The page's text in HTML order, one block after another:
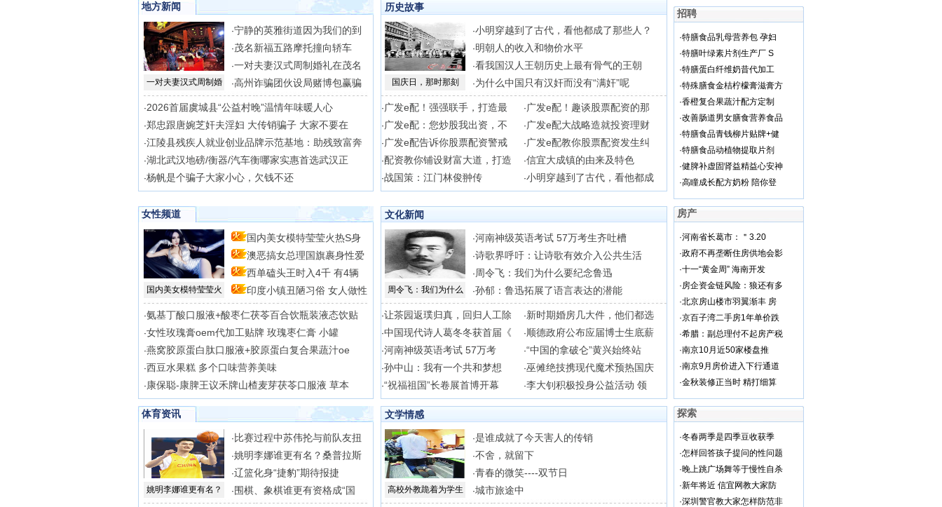
地方新闻
一对夫妻汉式周制婚
·宁静的英雅街道因为我们的到
·茂名新福五路摩托撞向轿车
·一对夫妻汉式周制婚礼在茂名
·高州诈骗团伙设局赌博包赢骗
·2026首届虞城县“公益村晚”温情年味暖人心
·郑忠跟唐婉芝奸夫淫妇 大传销骗子 大家不要在
·江陵县残疾人就业创业品牌示范基地：助残致富奔
·湖北武汉地磅/衡器/汽车衡哪家实惠首选武汉正
·杨帆是个骗子大家小心，欠钱不还
历史故事
国庆日，那时那刻
·小明穿越到了古代，看他都成了那些人？
·明朝人的收入和物价水平
·看我国汉人王朝历史上最有骨气的王朝
·为什么中国只有汉奸而没有“满奸”呢
· 广发e配！强强联手，打造最 · 广发e配！趣谈股票配资的那
· 广发e配：您炒股我出资，不 · 广发e配大战略造就投资理财
· 广发e配告诉你股票配资警戒 · 广发e配教你股票配资发生纠
·配资教你铺设财富大道，打造 ·信宜大成镇的由来及特色
·战国策：江门林俊翀传 ·小明穿越到了古代，看他都成
招聘
·特膳食品乳母营养包 孕妇
·特膳叶绿素片剂生产厂 S
·特膳蛋白纤维奶昔代加工
·特殊膳食金桔柠檬膏滋膏方
·香橙复合果蔬汁配方定制
·改善肠道男女膳食营养食品
·特膳食品青钱柳片贴牌+健
·特膳食品动植物提取片剂
·健脾补虚固肾益精益心安神
·高瞳成长配方奶粉 陪你登
女性频道
国内美女模特莹莹火
国内美女模特莹莹火热S身
型 澳恶搞女总理国旗裹身性爱
场 西单磕头王时入4千 有4辆
印度小镇丑陋习俗 女人做性
·氨基丁酸口服液+酸枣仁茯苓百合饮瓶装液态饮贴
·女性玫瑰膏oem代加工贴牌 玫瑰枣仁膏 小罐
·燕窝胶原蛋白肽口服液+胶原蛋白复合果蔬汁oe
·西豆水果糕 多个口味营养美味
· 康保聪-康脾王议禾牌山楂麦芽茯苓口服液 草本
文化新闻
周令飞：我们为什么
·河南神级英语考试 57万考生齐吐槽
·诗歌界呼吁：让诗歌有效介入公共生活
· 周令飞：我们为什么要纪念鲁迅
·孙郁：鲁迅拓展了语言表达的潜能
·让茶园返璞归真，回归人工除 ·新时期婚房几大件，他们都选
·中国现代诗人葛冬冬获首届《 ·顺德政府公布应届博士生底薪
·河南神级英语考试 57万考 ·“中国的拿破仑”黄兴始终站
·孙中山：我有一个共和梦想 ·巫傩绝技携现代魔术预热国庆
·“祝福祖国”长卷展首博开幕 ·李大钊积极投身公益活动 领
房产
·河南省长葛市：＂3.20
·政府不再垄断住房供地会影
·十一“黄金周” 海南开发
·房企资金链风险：狼还有多
·北京房山楼市羽翼渐丰 房
·京百子湾二手房1年单价跌
·希腊：副总理付不起房产税
·南京10月近50家楼盘推
·南京9月房价进入下行通道
·金秋装修正当时 精打细算
体育资讯
姚明李娜谁更有名？
· 比赛过程中苏伟抡与前队友扭
·姚明李娜谁更有名？桑普拉斯
·辽篮化身“捷豹”期待报捷
· 围棋、象棋谁更有资格成“国
文学情感
高校外教跪着为学生
·是谁成就了今天害人的传销
·不舍，就留下
·青春的微笑----双节日
·城市旅途中
探索
·冬春两季是四季豆收获季
·怎样回答孩子提问的性问题
·晚上跳广场舞等于慢性自杀
·新年将近 信宜网教大家防
·深圳警官教大家怎样防范非